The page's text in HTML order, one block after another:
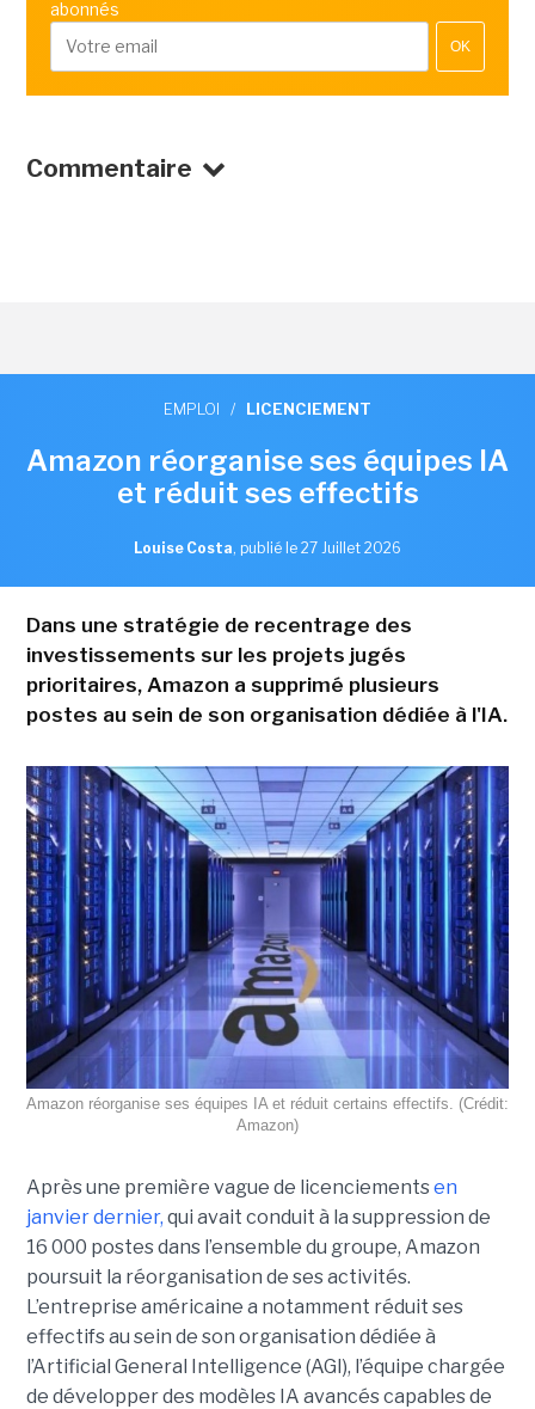
abonnés
OK
Commentaire
EMPLOI / LICENCIEMENT
Amazon réorganise ses équipes IA
et réduit ses effectifs
Louise Costa, publié le 27 Juillet 2026
Dans une stratégie de recentrage des
investissements sur les projets jugés
prioritaires, Amazon a supprimé plusieurs
postes au sein de son organisation dédiée à l'IA.
Amazon réorganise ses équipes IA et réduit certains effectifs. (Crédit:
Amazon)
Après une première vague de licenciementsen
janvier dernier, qui avait conduit à la suppression de
16 000 postes dans l’ensemble du groupe, Amazon
poursuit la réorganisation de ses activités.
L’entreprise américaine a notamment réduit ses
effectifs au sein de son organisation dédiée à
l’Artificial General Intelligence (AGI), l’équipe chargée
de développer des modèles IA avancés capables de